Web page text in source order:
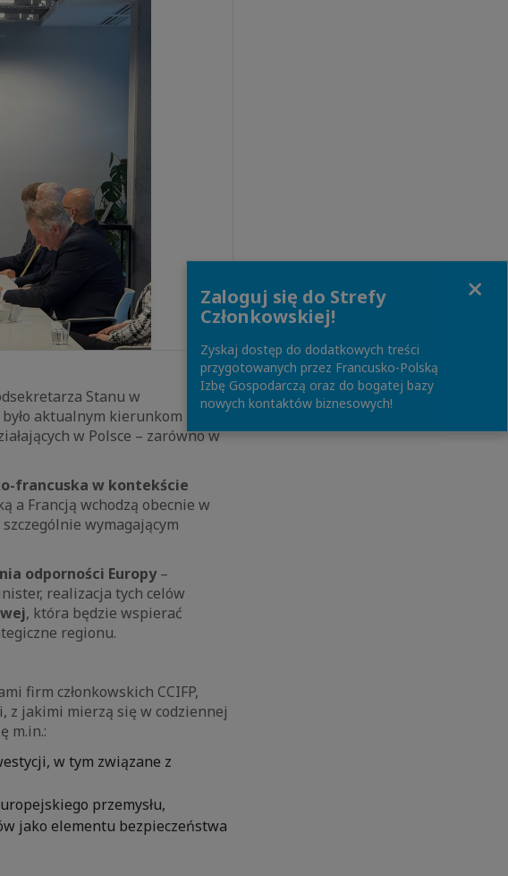
Stanu w
aktualnym kierunkom
w Polsce – zarówno w
francuska w kontekście
a Francją wchodzą obecnie w
wymagającym
odporności Europy–
realizacja tych celów
, która będzie wspierać
regionu.
firm członkowskich CCIFP,
z jakimi mierzą się w codziennej
m.in.:
w tym związane z
przemysłu,
jako elementu bezpieczeństwa
Zaloguj się do Strefy
Członkowskiej!
Zyskaj dostęp do dodatkowych treści
przygotowanych przez Francusko-Polską
Izbę Gospodarczą oraz do bogatej bazy
nowych kontaktów biznesowych!